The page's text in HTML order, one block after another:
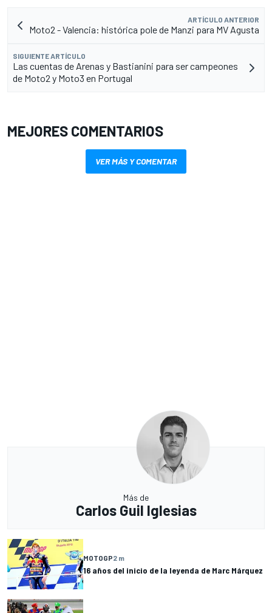
ARTÍCULO ANTERIOR
Moto2 - Valencia: histórica pole de Manzi para MV Agusta
SIGUIENTE ARTÍCULO
Las cuentas de Arenas y Bastianini para ser campeones
de Moto2 y Moto3 en Portugal
MEJORES COMENTARIOS
VER MÁS Y COMENTAR
Más de
Carlos Guil Iglesias
MOTOGP2 m
16 años del inicio de la leyenda de Marc Márquez